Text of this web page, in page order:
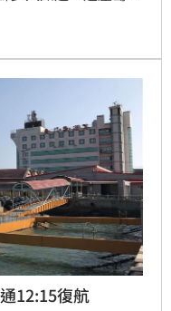
而迎來了最前衛的
颱風過境、海運被迫
成為島上運送緊急物
12:15復航